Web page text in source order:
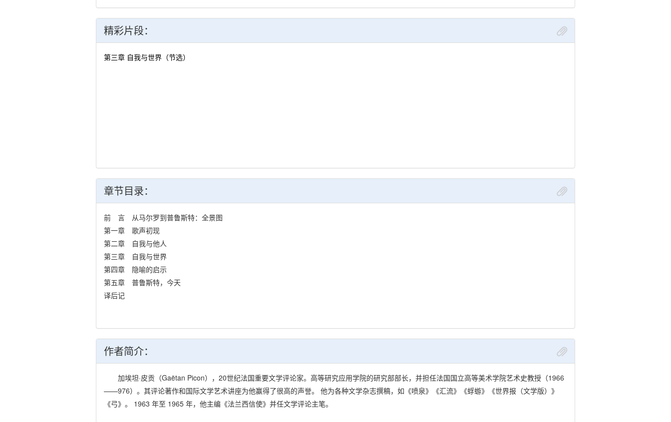
精彩片段：
第三章 自我与世界（节选）
章节目录：
前 言 从马尔罗到普鲁斯特：全景图
第一章 歌声初现
第二章 自我与他人
第三章 自我与世界
第四章 隐喻的启示
第五章 普鲁斯特，今天
译后记
作者简介：
加埃坦·皮贡（Gaëtan Picon），20世纪法国重要文学评论家。高等研究应用学院的研究部部长，并担任法国国立高等美术学院艺术史教授（1966
——976）。其评论著作和国际文学艺术讲座为他赢得了很高的声誉。 他为各种文学杂志撰稿，如《喷泉》《汇流》《蜉蝣》《世界报（文学版）》
《弓》。 1963 年至 1965 年，他主编《法兰西信使》并任文学评论主笔。